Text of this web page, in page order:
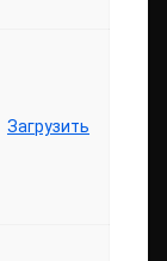
Загрузить